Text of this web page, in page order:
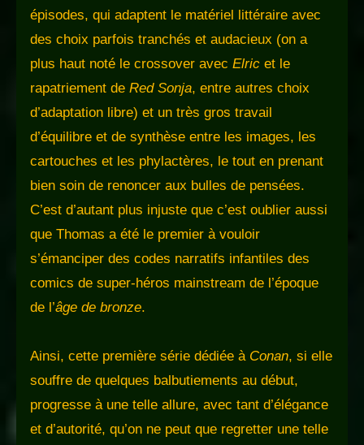
épisodes, qui adaptent le matériel littéraire avec
des choix parfois tranchés et audacieux (on a
plus haut noté le crossover avec Elric et le
rapatriement de Red Sonja, entre autres choix
d’adaptation libre) et un très gros travail
d’équilibre et de synthèse entre les images, les
cartouches et les phylactères, le tout en prenant
bien soin de renoncer aux bulles de pensées.
C’est d’autant plus injuste que c’est oublier aussi
que Thomas a été le premier à vouloir
s’émanciper des codes narratifs infantiles des
comics de super-héros mainstream de l’époque
de l’âge de bronze.
Ainsi, cette première série dédiée à Conan, si elle
souffre de quelques balbutiements au début,
progresse à une telle allure, avec tant d’élégance
et d’autorité, qu’on ne peut que regretter une telle